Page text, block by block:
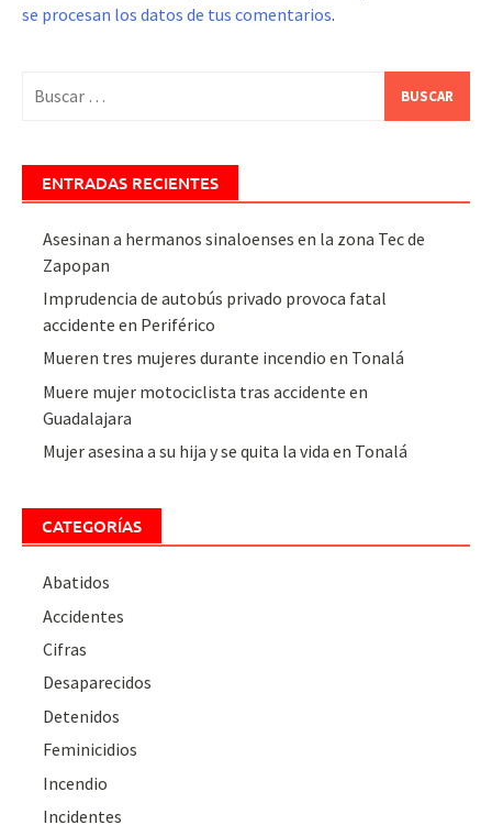
se procesan los datos de tus comentarios.
ENTRADAS RECIENTES
Asesinan a hermanos sinaloenses en la zona Tec de
Zapopan
Imprudencia de autobús privado provoca fatal
accidente en Periférico
Mueren tres mujeres durante incendio en Tonalá
Muere mujer motociclista tras accidente en
Guadalajara
Mujer asesina a su hija y se quita la vida en Tonalá
CATEGORÍAS
Abatidos
Accidentes
Cifras
Desaparecidos
Detenidos
Feminicidios
Incendio
Incidentes